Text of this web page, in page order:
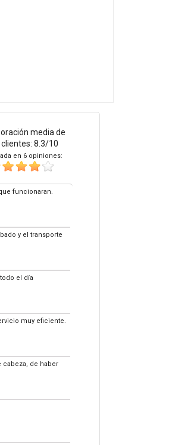
media de
clientes: 8.3/10
en 6 opiniones:
funcionaran.
y el transporte
el día
muy eficiente.
cabeza, de haber